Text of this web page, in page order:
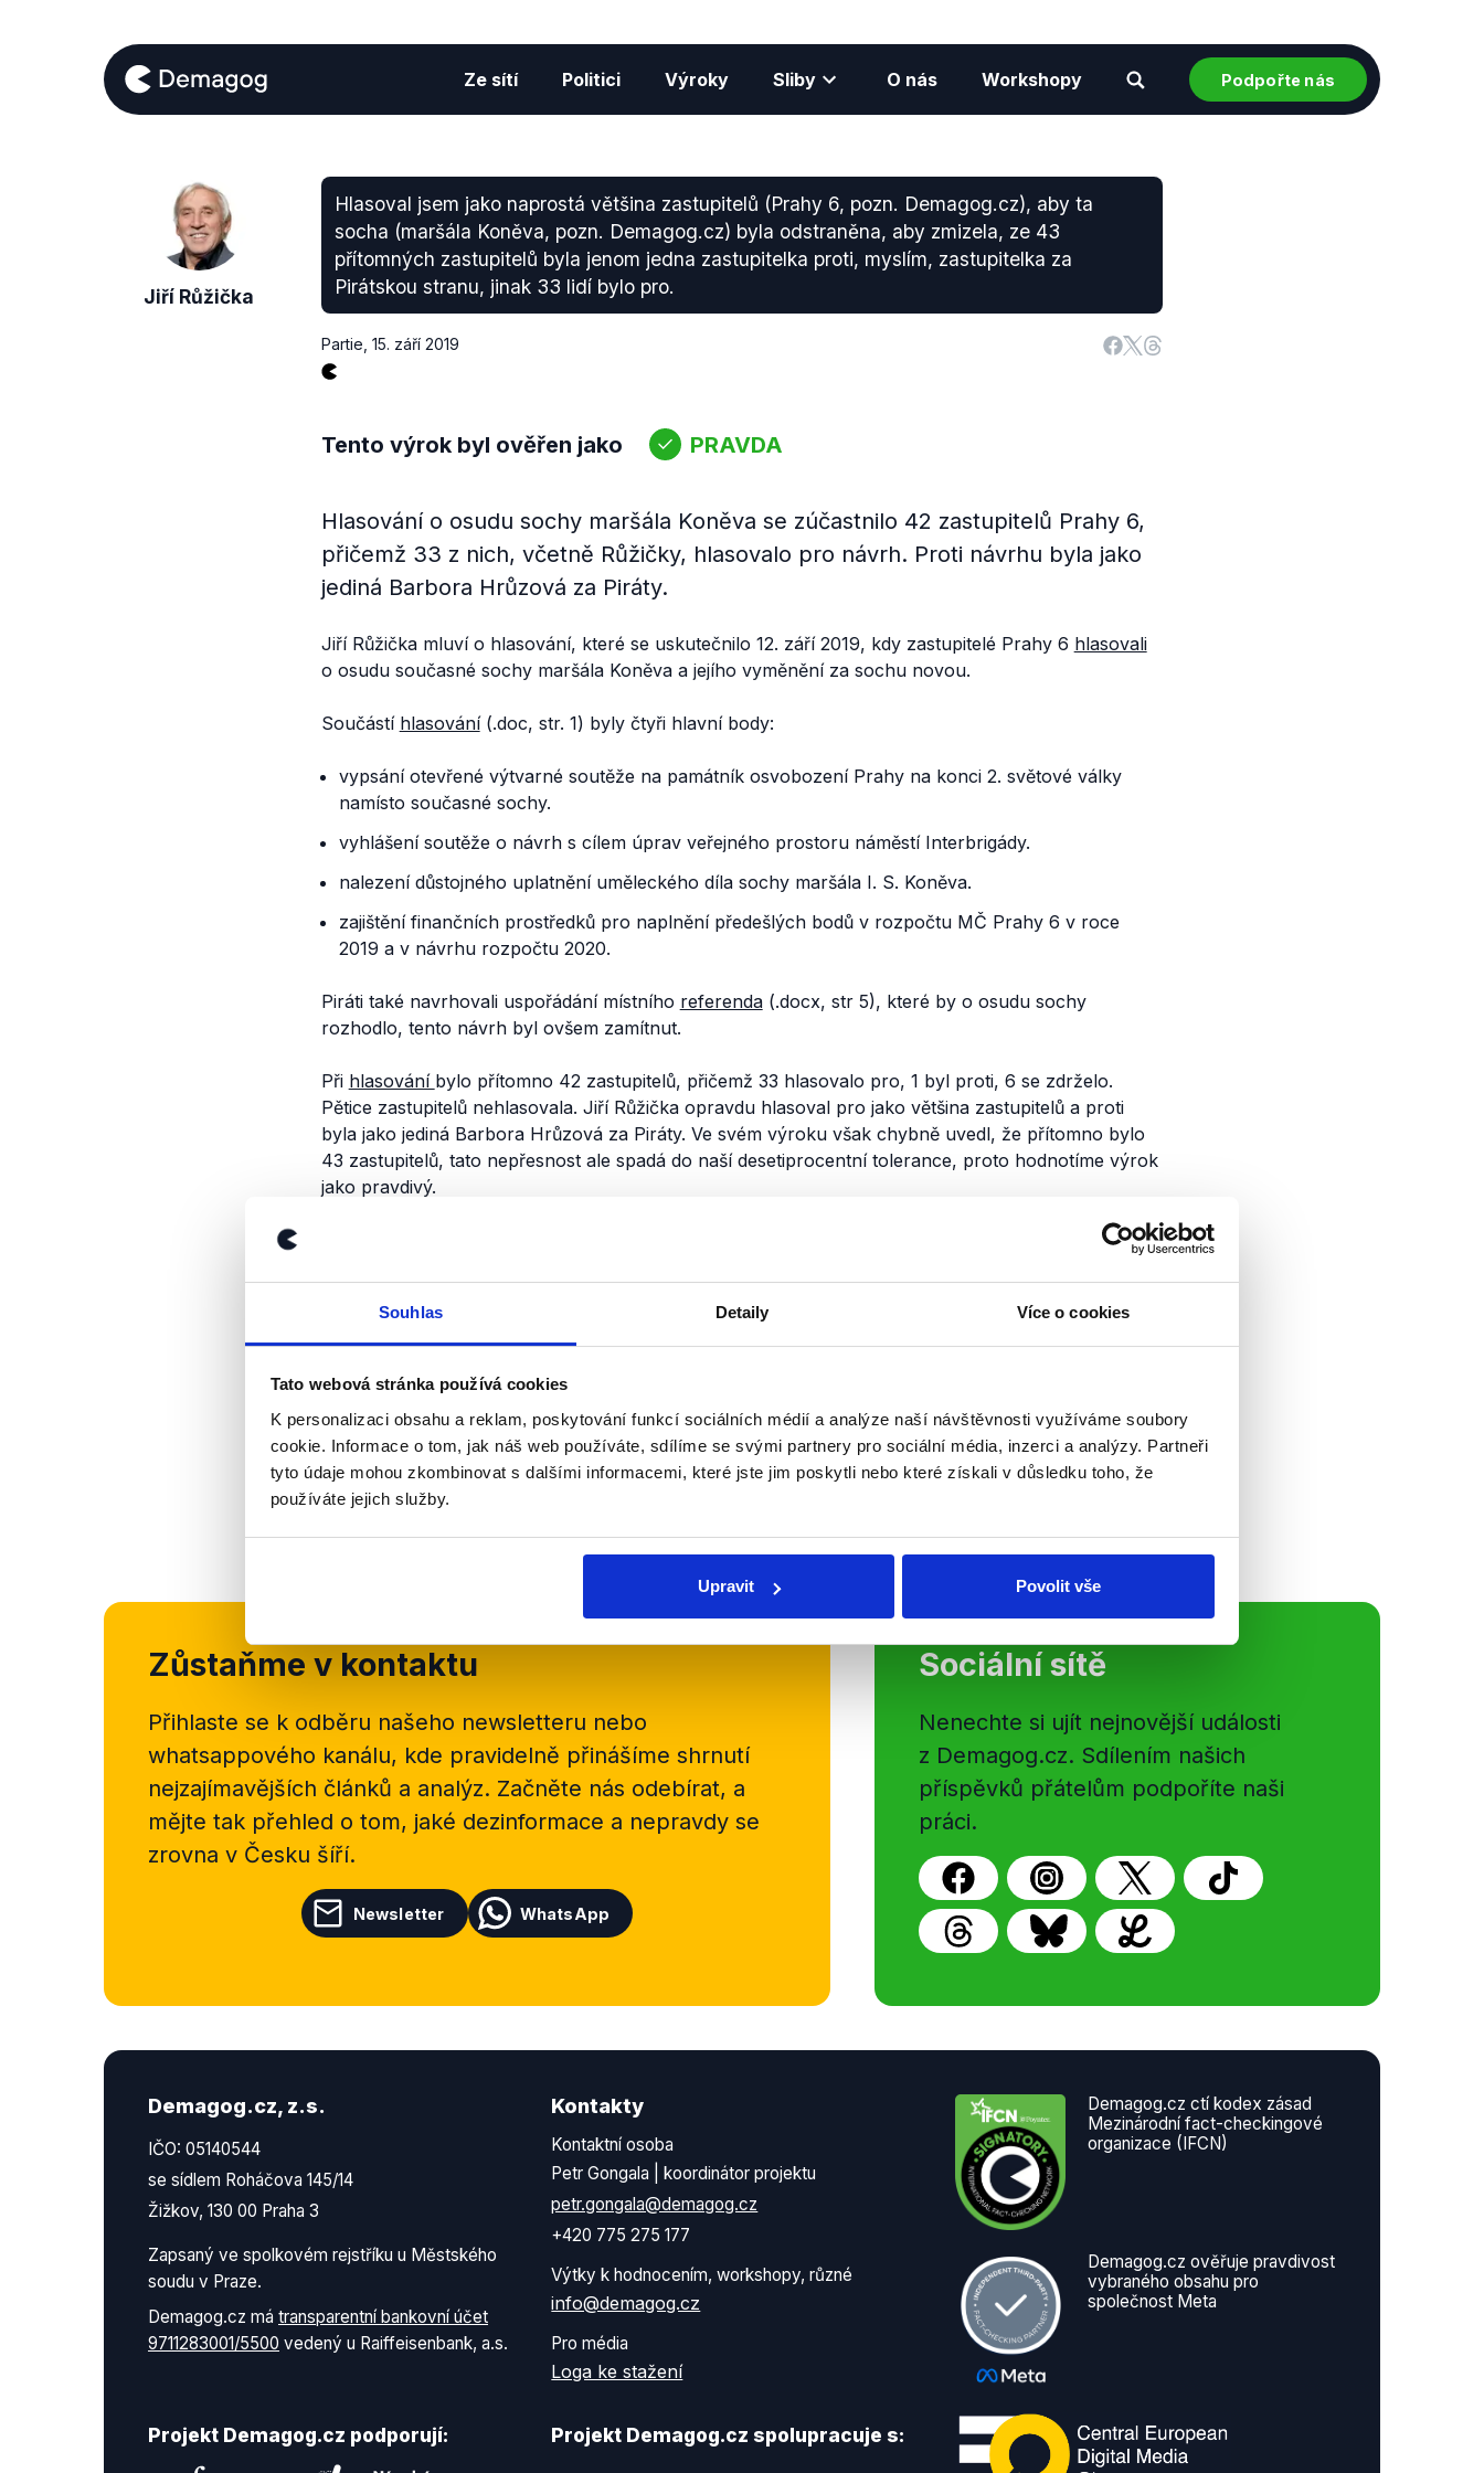
Souhlas Detaily Více o cookies
Tato webová stránka používá cookies
K personalizaci obsahu a reklam, poskytování funkcí sociálních médií a analýze naší návštěvnosti využíváme soubory
cookie. Informace o tom, jak náš web používáte, sdílíme se svými partnery pro sociální média, inzerci a analýzy. Partneři
tyto údaje mohou zkombinovat s dalšími informacemi, které jste jim poskytli nebo které získali v důsledku toho, že
používáte jejich služby.
Upravit Povolit vše
Ze sítí Politici Výroky Sliby O nás Workshopy Podpořte nás
Jiří Růžička
Hlasoval jsem jako naprostá většina zastupitelů (Prahy 6, pozn. Demagog.cz), aby ta
socha (maršála Koněva, pozn. Demagog.cz) byla odstraněna, aby zmizela, ze 43
přítomných zastupitelů byla jenom jedna zastupitelka proti, myslím, zastupitelka za
Pirátskou stranu, jinak 33 lidí bylo pro.
Partie 15. září 2019
Tento výrok byl ověřen jako PRAVDA
Hlasování o osudu sochy maršála Koněva se zúčastnilo 42 zastupitelů Prahy 6,
přičemž 33 z nich, včetně Růžičky, hlasovalo pro návrh. Proti návrhu byla jako
jediná Barbora Hrůzová za Piráty.
Jiří Růžička mluví o hlasování, které se uskutečnilo 12. září 2019, kdy zastupitelé Prahy 6 hlasovali
o osudu současné sochy maršála Koněva a jejího vyměnění za sochu novou.
Součástí hlasování(.doc, str. 1) byly čtyři hlavní body:
vypsání otevřené výtvarné soutěže na památník osvobození Prahy na konci 2. světové války
namísto současné sochy.
vyhlášení soutěže o návrh s cílem úprav veřejného prostoru náměstí Interbrigády.
nalezení důstojného uplatnění uměleckého díla sochy maršála I. S. Koněva.
zajištění finančních prostředků pro naplnění předešlých bodů v rozpočtu MČ Prahy 6 v roce
2019 a v návrhu rozpočtu 2020.
Piráti také navrhovali uspořádání místního referenda(.docx, str 5), které by o osudu sochy
rozhodlo, tento návrh byl ovšem zamítnut.
Při hlasování bylo přítomno 42 zastupitelů, přičemž 33 hlasovalo pro, 1 byl proti, 6 se zdrželo.
Pětice zastupitelů nehlasovala. Jiří Růžička opravdu hlasoval pro jako většina zastupitelů a proti
byla jako jediná Barbora Hrůzová za Piráty. Ve svém výroku však chybně uvedl, že přítomno bylo
43 zastupitelů, tato nepřesnost ale spadá do naší desetiprocentní tolerance, proto hodnotíme výrok
jako pravdivý.
Ministr Plaga a místopředseda
Ministr školství za hnutí ANO Robert Plaga se v
pořadu TV Prima Partie střetl se senátorem Jiřím
Růžičkou, nestraníkem zvoleným za TOP a STAN.
Číst dál
Zůstaňme v kontaktu
Přihlaste se k odběru našeho newsletteru nebo
whatsappového kanálu, kde pravidelně přinášíme shrnutí
nejzajímavějších článků a analýz. Začněte nás odebírat, a
mějte tak přehled o tom, jaké dezinformace a nepravdy se
zrovna v Česku šíří.
Newsletter WhatsApp
Sociální sítě
Nenechte si ujít nejnovější události
z Demagog.cz. Sdílením našich
příspěvků přátelům podpoříte naši
práci.
Demagog.cz, z.s.
IČO: 05140544
se sídlem Roháčova 145/14
Žižkov, 130 00 Praha 3
Zapsaný ve spolkovém rejstříku u Městského
soudu v Praze.
Demagog.cz má transparentní bankovní účet
9711283001/5500 vedený u Raiffeisenbank, a.s.
Kontakty
Kontaktní osoba
Petr Gongala | koordinátor projektu
petr.gongala@demagog.cz
+420 775 275 177
Výtky k hodnocením, workshopy, různé
info@demagog.cz
Pro média
Loga ke stažení
Projekt Demagog.cz podporují: Projekt Demagog.cz spolupracuje s:
Demagog.cz ctí kodex zásad
Mezinárodní fact-checkingové
organizace (IFCN)
Demagog.cz ověřuje pravdivost
vybraného obsahu pro
společnost Meta